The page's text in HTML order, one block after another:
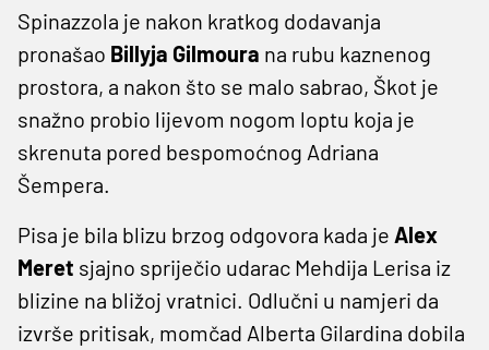
Spinazzola je nakon kratkog dodavanja
pronašao Billyja Gilmoura na rubu kaznenog
prostora, a nakon što se malo sabrao, Škot je
snažno probio lijevom nogom loptu koja je
skrenuta pored bespomoćnog Adriana
Šempera.
Pisa je bila blizu brzog odgovora kada je Alex
Meret sjajno spriječio udarac Mehdija Lerisa iz
blizine na bližoj vratnici. Odlučni u namjeri da
izvrše pritisak, momčad Alberta Gilardina dobila